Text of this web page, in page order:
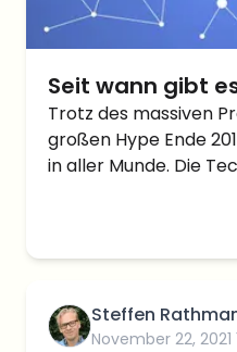
Seit wann gibt
wurde
Trotz des massiven
großen Hype Ende
in aller Munde. Die
Heute wollen wir
Steffen
November 22, 2021